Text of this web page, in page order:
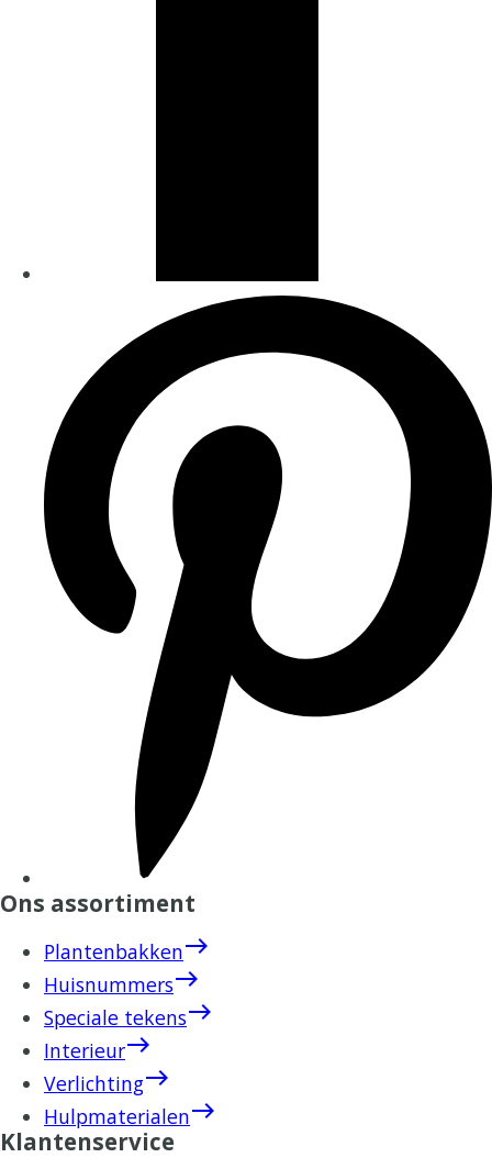
Ons assortiment
Plantenbakkeneast
Huisnummerseast
Speciale tekenseast
Interieureast
Verlichtingeast
Hulpmaterialeneast
Klantenservice